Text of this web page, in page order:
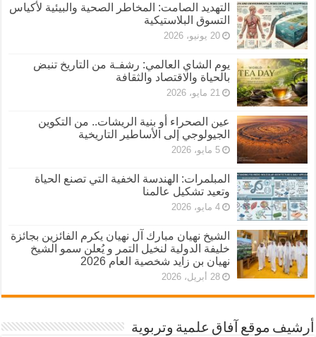
التهديد الصامت: المخاطر الصحية والبيئية لأكياس
التسوق البلاستيكية
20 يونيو، 2026
يوم الشاي العالمي: رشفـة من التاريخ تنبض
بالحياة والاقتصاد والثقافة
21 مايو، 2026
عين الصحراء أو بنية الريشات.. من التكوين
الجيولوجي إلى الأساطير التاريخية
5 مايو، 2026
المبلمرات: الهندسة الخفية التي تصنع الحياة
وتعيد تشكيل عالمنا
4 مايو، 2026
الشيخ نهيان مبارك آل نهيان يكرم الفائزين بجائزة
خليفة الدولية لنخيل التمر و يُعلن سمو الشيخ
نهيان بن زايد شخصية العام 2026
28 أبريل، 2026
أرشيف موقع آفاق علمية وتربوية